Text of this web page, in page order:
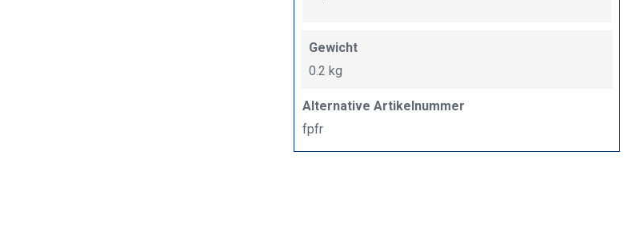
Gewicht
0.2 kg
Alternative Artikelnummer
fpfr